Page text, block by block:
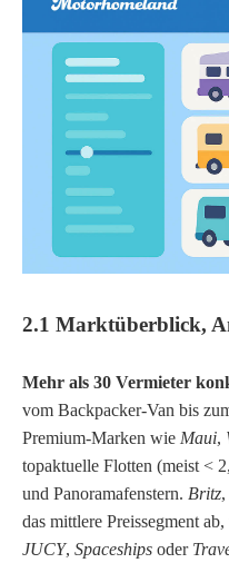
2.1 Marktüberblick,
Mehr als 30 Vermieter
vom Backpacker-Van bis
Premium-Marken wie Maui,
topaktuelle Flotten (meist <
und Panoramafenstern. Britz,
das mittlere Preissegment
JUCY, Spaceships oder